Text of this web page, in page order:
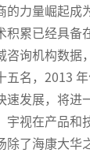
力量崛起成
积累已经具备
咨询机构数据
五名，2013
速发展，将进
宇视在产品和
除了海康大华